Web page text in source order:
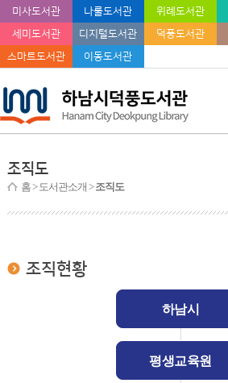
미사도서관 나룰도서관 위례도서관
세미도서관
디지털도서관 덕풍도서관
스마트도서관
이동도서관
조직도
홈> 도서관소개 >조직도
조직현황
하남시
평생교육원